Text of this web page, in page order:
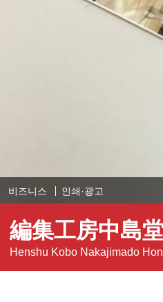
비즈니스 인쇄·광고
編集工房中島
Henshu Kobo Nakajimado